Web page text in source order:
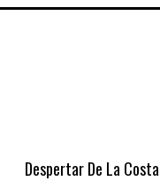
Despertar De La Costa